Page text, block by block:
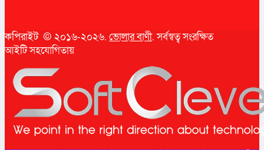
কপিরাইট © ২০১৬-২০২৬. ভোলার বাণী. সর্বস্বত্ব সংরক্ষিত
আইটি সহযোগিতায়